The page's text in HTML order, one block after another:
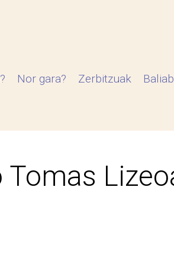
Nor gara? Zerbitzuak
Tomas